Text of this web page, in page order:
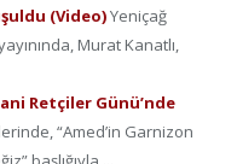
(Video)Yeniçağ
Murat Kanatlı,
Retçiler Günü’nde
“Amed’in Garnizon